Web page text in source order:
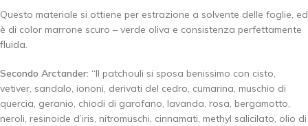
Questo materiale si ottiene per estrazione a solvente delle foglie, ed
è di color marrone scuro – verde oliva e consistenza perfettamente
fluida.
Secondo Arctander: “Il patchouli si sposa benissimo con cisto,
vetiver, sandalo, iononi, derivati del cedro, cumarina, muschio di
quercia, geranio, chiodi di garofano, lavanda, rosa, bergamotto,
neroli, resinoide d’iris, nitromuschi, cinnamati, methyl salicilato, olio di